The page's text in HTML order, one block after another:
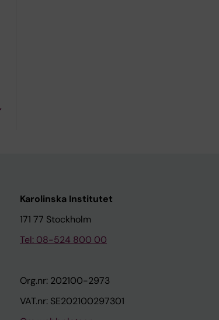
Karolinska Institutet
171 77 Stockholm
Tel: 08-524 800 00
Org.nr: 202100-2973
VAT.nr: SE202100297301